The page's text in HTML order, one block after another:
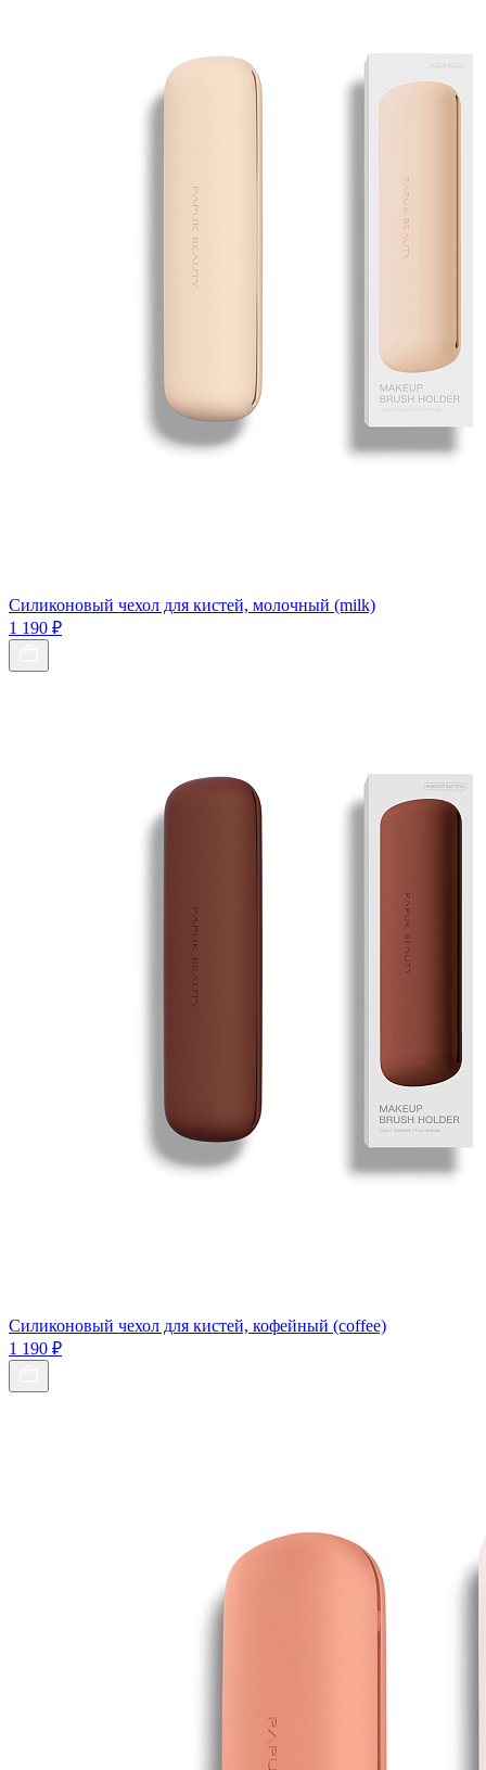
Силиконовый чехол для кистей, молочный (milk)
1 190 ₽
Силиконовый чехол для кистей, кофейный (coffee)
1 190 ₽